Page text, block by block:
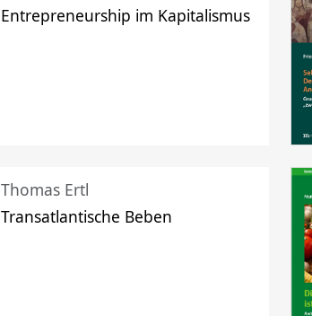
Entrepreneurship im Kapitalismus
Thomas Ertl
Transatlantische Beben